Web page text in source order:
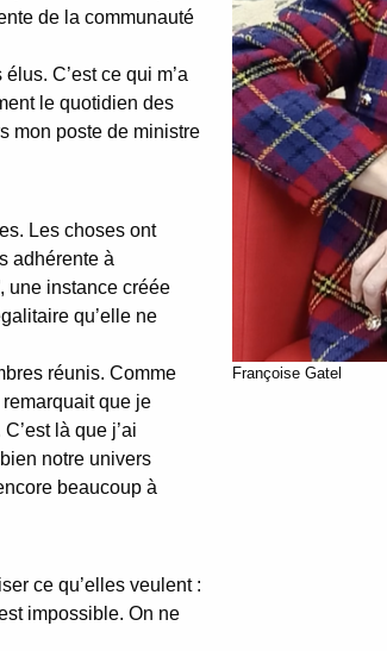
Françoise Gatel
de la communauté
C’est ce qui m’a
le quotidien des
mon poste de ministre
Les choses ont
adhérente à
une instance créée
qu’elle ne
réunis. Comme
que je
là que j’ai
notre univers
beaucoup à
ce qu’elles veulent :
impossible. On ne